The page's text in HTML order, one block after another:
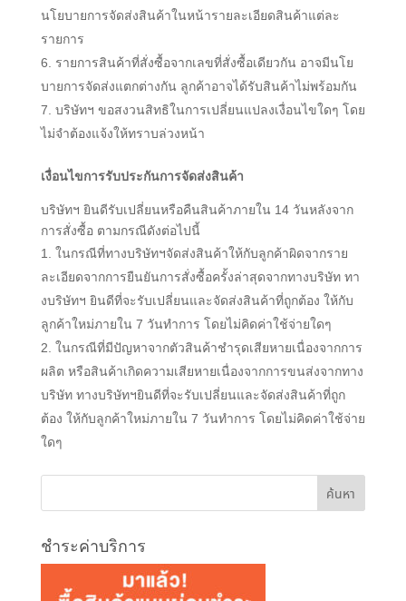
นโยบายการจัดส่งสินค้าในหน้ารายละเอียดสินค้าแต่ละ
รายการ
รายการสินค้าที่สั่งซื้อจากเลขที่สั่งซื้อเดียวกัน อาจมีนโย
บายการจัดส่งแตกต่างกัน ลูกค้าอาจได้รับสินค้าไม่พร้อมกัน
บริษัทฯ ขอสงวนสิทธิในการเปลี่ยนแปลงเงื่อนไขใดๆ โดย
ไม่จำต้องแจ้งให้ทราบล่วงหน้า
เงื่อนไขการรับประกันการจัดส่งสินค้า
บริษัทฯ ยินดีรับเปลี่ยนหรือคืนสินค้าภายใน 14 วันหลังจาก
การสั่งซื้อ ตามกรณีดังต่อไปนี้
ในกรณีที่ทางบริษัทฯจัดส่งสินค้าให้กับลูกค้าผิดจากราย
ละเอียดจากการยืนยันการสั่งซื้อครั้งล่าสุดจากทางบริษัท ทา
งบริษัทฯ ยินดีที่จะรับเปลี่ยนและจัดส่งสินค้าที่ถูกต้อง ให้กับ
ลูกค้าใหม่ภายใน 7 วันทำการ โดยไม่คิดค่าใช้จ่ายใดๆ
ในกรณีที่มีปัญหาจากตัวสินค้าชำรุดเสียหายเนื่องจากการ
ผลิต หรือสินค้าเกิดความเสียหายเนื่องจากการขนส่งจากทาง
บริษัท ทางบริษัทฯยินดีที่จะรับเปลี่ยนและจัดส่งสินค้าที่ถูก
ต้อง ให้กับลูกค้าใหม่ภายใน 7 วันทำการ โดยไม่คิดค่าใช้จ่าย
ใดๆ
ชำระค่าบริการ